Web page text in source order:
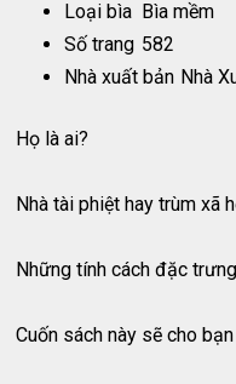
Loại bìa Bìa mềm
Số trang 582
Nhà xuất bản Nhà
Họ là ai?
Nhà tài phiệt hay trùm xã
Những tính cách đặc
Cuốn sách này sẽ cho